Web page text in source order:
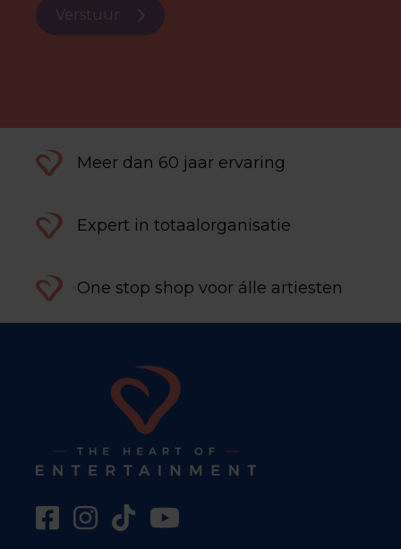
Verstuur
Meer dan 60 jaar ervaring
Expert in totaalorganisatie
One stop shop voor álle artiesten